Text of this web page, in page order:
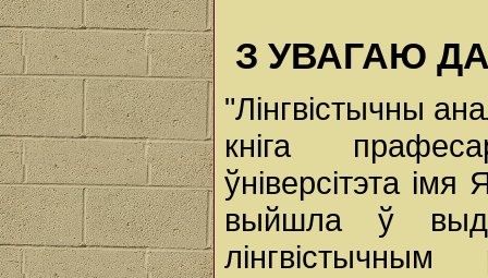
З УВАГАЮ
"Лінгвістычны
кніга
ўніверсітэта
выйшла ў